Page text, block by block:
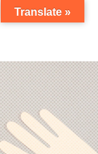
Translate »